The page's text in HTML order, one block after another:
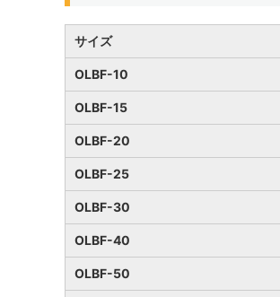
サイズ
OLBF-10
OLBF-15
OLBF-20
OLBF-25
OLBF-30
OLBF-40
OLBF-50